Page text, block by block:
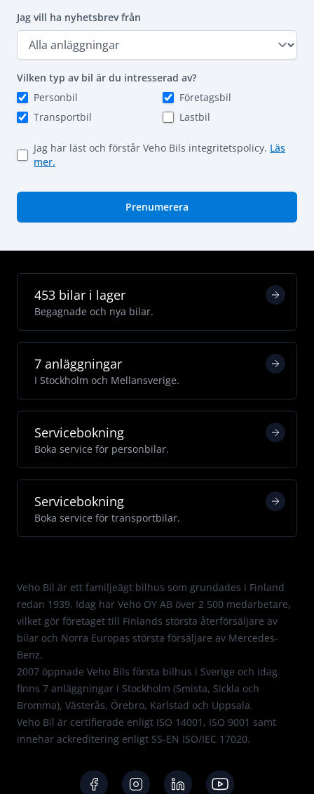
Jag vill ha nyhetsbrev från
Vilken typ av bil är du intresserad av?
Personbil
Företagsbil
Transportbil
Lastbil
Jag har läst och förstår Veho Bils integritetspolicy. Läs
mer.
Prenumerera
453 bilar i lager
Begagnade och nya bilar.
7 anläggningar
I Stockholm och Mellansverige.
Servicebokning
Boka service för personbilar.
Servicebokning
Boka service för transportbilar.
Veho Bil är ett familjeägt bilhus som grundades i Finland
redan 1939. Idag har Veho OY AB över 2 500 medarbetare,
vilket gör företaget till Finlands största återförsäljare av
bilar och Norra Europas största försäljare av Mercedes-
Benz.
2007 öppnade Veho Bils första bilhus i Sverige och idag
finns 7 anläggningar i Stockholm (Smista, Sickla och
Bromma), Västerås, Örebro, Karlstad och Uppsala.
Veho Bil är certifierade enligt ISO 14001 , ISO 9001 samt
innehar ackreditering enligt SS-EN ISO/IEC 17020.